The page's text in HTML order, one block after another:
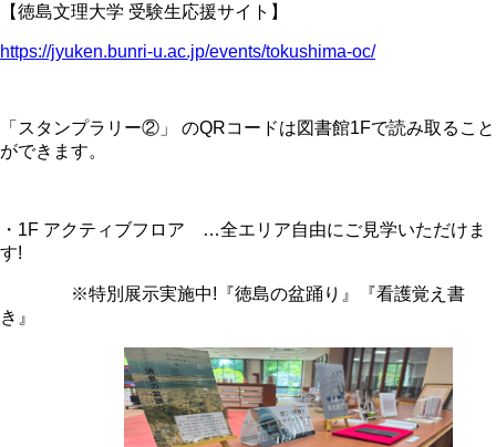
【徳島文理大学 受験生応援サイト】
https://jyuken.bunri-u.ac.jp/events/tokushima-oc/
「スタンプラリー②」 のQRコードは図書館1Fで読み取ること
ができます。
・1F アクティブフロア …全エリア自由にご見学いただけま
す!
※特別展示実施中!『徳島の盆踊り』『看護覚え書
き』